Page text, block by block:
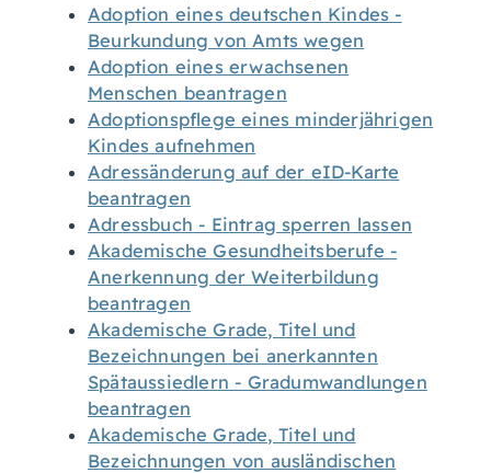
Adoption eines deutschen Kindes -
Beurkundung von Amts wegen
Adoption eines erwachsenen
Menschen beantragen
Adoptionspflege eines minderjährigen
Kindes aufnehmen
Adressänderung auf der eID-Karte
beantragen
Adressbuch - Eintrag sperren lassen
Akademische Gesundheitsberufe -
Anerkennung der Weiterbildung
beantragen
Akademische Grade, Titel und
Bezeichnungen bei anerkannten
Spätaussiedlern - Gradumwandlungen
beantragen
Akademische Grade, Titel und
Bezeichnungen von ausländischen